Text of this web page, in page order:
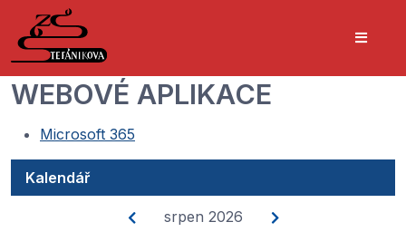
WEBOVÉ APLIKACE
Microsoft 365
Kalendář
srpen 2026